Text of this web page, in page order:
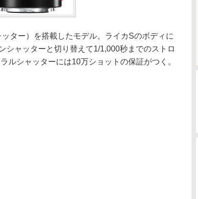
ター）を搭載したモデル。ライカSのボディに
シャッターと切り替えて1/1,000秒までのストロ
ルシャッターには10万ショットの保証がつく。